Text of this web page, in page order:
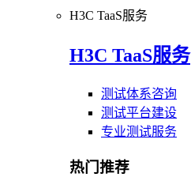
H3C TaaS服务
H3C TaaS服务
测试体系咨询
测试平台建设
专业测试服务
热门推荐